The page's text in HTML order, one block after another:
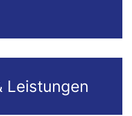
Leistungen